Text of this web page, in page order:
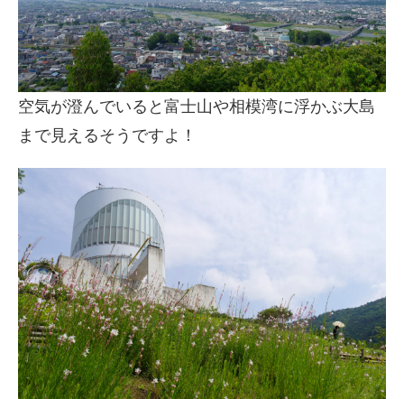
空気が澄んでいると富士山や相模湾に浮かぶ大島
まで見えるそうですよ！